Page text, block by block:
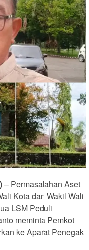
– Permasalahan Aset
Kota dan Wakil Wali
LSM Peduli
meminta Pemkot
ke Aparat Penegak